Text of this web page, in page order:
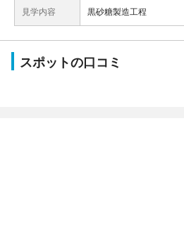
見学内容 黒砂糖製造工程
スポットの口コミ